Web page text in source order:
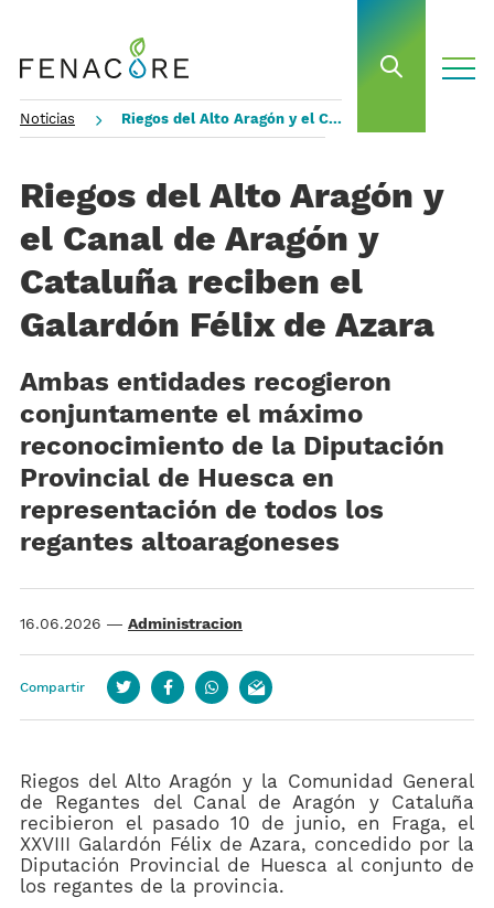
open
Noticias Riegos del Alto Aragón y el Canal de Aragón y Cataluña reciben el Galardón Félix de Azara
Riegos del Alto Aragón y
el Canal de Aragón y
Cataluña reciben el
Galardón Félix de Azara
Ambas entidades recogieron
conjuntamente el máximo
reconocimiento de la Diputación
Provincial de Huesca en
representación de todos los
regantes altoaragoneses
16.06.2026 — Administracion
Compartir TwitterFacebookwhatsapp
email
Riegos del Alto Aragón y la Comunidad General
de Regantes del Canal de Aragón y Cataluña
recibieron el pasado 10 de junio, en Fraga, el
XXVIII Galardón Félix de Azara, concedido por la
Diputación Provincial de Huesca al conjunto de
los regantes de la provincia.